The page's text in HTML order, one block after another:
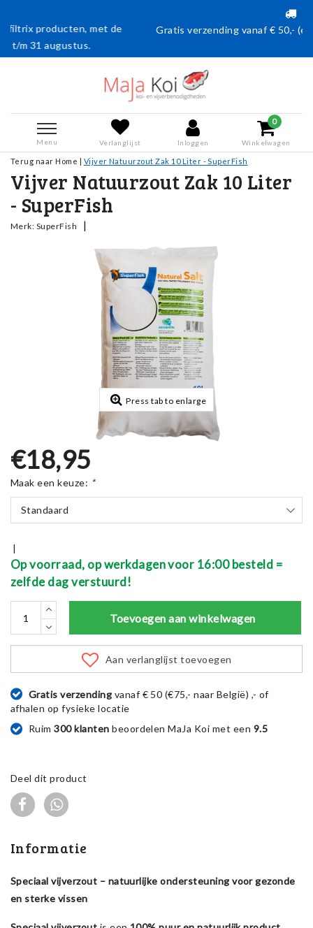
de Gratis verzending vanaf € 50,- (en naar België vanaf
Menu Verlanglijst Inloggen
0
Winkelwagen
Terug naar Home | Vijver Natuurzout Zak 10 Liter - SuperFish
Vijver Natuurzout Zak 10 Liter
- SuperFish
Merk: SuperFish |
Press tab to enlarge
€18,95
Maak een keuze: *
Standaard
|
Op voorraad, op werkdagen voor 16:00 besteld =
zelfde dag verstuurd!
Toevoegen aan winkelwagen
Aan verlanglijst toevoegen
Gratis verzending vanaf € 50 (€75,- naar België) ,- of
afhalen op fysieke locatie
Ruim300 klanten beoordelen MaJa Koi met een 9.5
Deel dit product
Informatie
Speciaal vijverzout – natuurlijke ondersteuning voor gezonde
en sterke vissen